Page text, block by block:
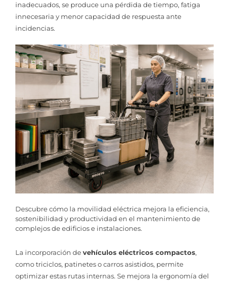
inadecuados, se produce una pérdida de tiempo, fatiga
innecesaria y menor capacidad de respuesta ante
incidencias.
Descubre cómo la movilidad eléctrica mejora la eficiencia,
sostenibilidad y productividad en el mantenimiento de
complejos de edificios e instalaciones.
La incorporación devehículos eléctricos compactos,
como triciclos, patinetes o carros asistidos, permite
optimizar estas rutas internas. Se mejora la ergonomía del